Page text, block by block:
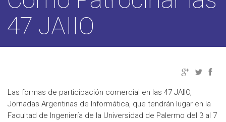
47 JAIIO
Las formas de participación comercial en las 47 JAIIO,
Jornadas Argentinas de Informática, que tendrán lugar en la
Facultad de Ingeniería de la Universidad de Palermo del 3 al 7